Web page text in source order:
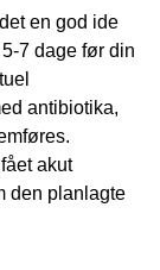
en god ide
7 dage før din
antibiotika,
akut
den planlagte